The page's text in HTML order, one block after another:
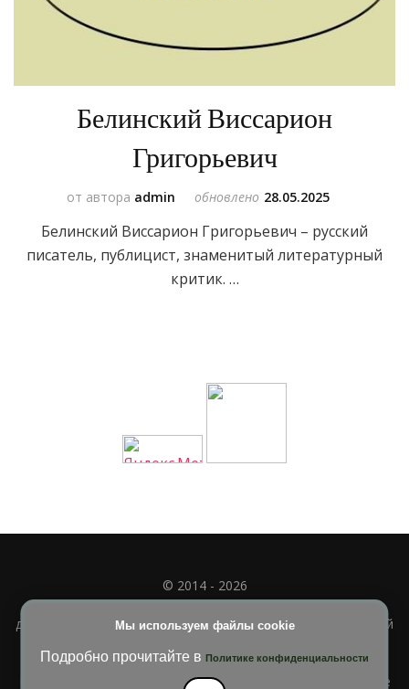
Белинский Виссарион
Григорьевич
от автора admin обновлено 28.05.2025
Белинский Виссарион Григорьевич – русский
писатель, публицист, знаменитый литературный
критик. …
Мы используем файлы cookie
Подробно прочитайте в Политике конфиденциальности
© 2014 - 2026
Полное или частичное использование материала
допускается только при наличии активной и индексируемой
Blossom Diva | РазработанаТемы Blossom . На платформе